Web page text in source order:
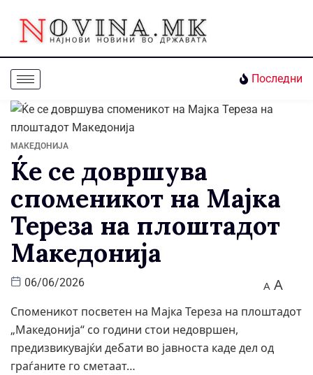
Последни
МАКЕДОНИЈА
Ќе се довршува
споменикот на Мајка
Тереза на плоштадот
Македонија
06/06/2026 A A
Споменикот посветен на Мајка Тереза на плоштадот
„Македонија“ со години стои недовршен,
предизвикувајќи дебати во јавноста каде дел од
граѓаните го сметаат…